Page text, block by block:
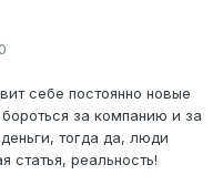
себе постоянно новые
за компанию и за
тогда да, люди
статья, реальность!